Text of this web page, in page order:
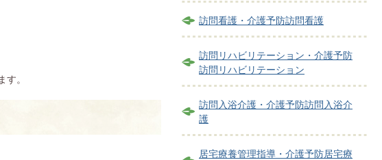
。
訪問看護・介護予防訪問看護
訪問リハビリテーション・介護予防
訪問リハビリテーション
訪問入浴介護・介護予防訪問入浴介
護
居宅療養管理指導・介護予防居宅療